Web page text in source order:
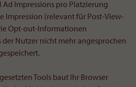
Ad Impressions pro Platzierung
Impression (relevant für Post-View-
Opt-out-Informationen
der Nutzer nicht mehr angesprochen
Tools baut Ihr Browser